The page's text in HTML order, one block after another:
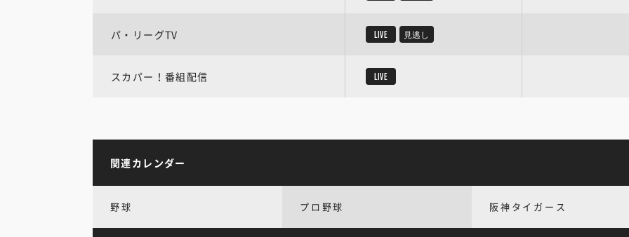
パ・リーグTV LIVE 見逃し
スカパー！番組配信 LIVE
関連カレンダー
野球 プロ野球 阪神タイガース